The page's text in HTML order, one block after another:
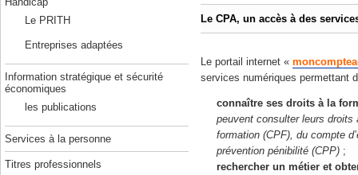
Le PRITH
Entreprises adaptées
Information stratégique et sécurité
économiques
les publications
Services à la personne
Titres professionnels
Le CPA, un accès à des
Le portail internet «
services numériques permettant
connaître ses droits à la
peuvent consulter leurs droits
formation (CPF), du compte
prévention pénibilité (CPP);
rechercher un métier et